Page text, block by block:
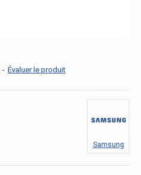
- Évaluer le produit
Samsung